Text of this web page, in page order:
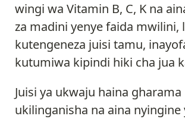
wingi wa Vitamin B, C, K na
za madini yenye faida mwilini,
kutengeneza juisi tamu,
kutumiwa kipindi hiki cha jua
Juisi ya ukwaju haina gharama
ukilinganisha na aina nyingine